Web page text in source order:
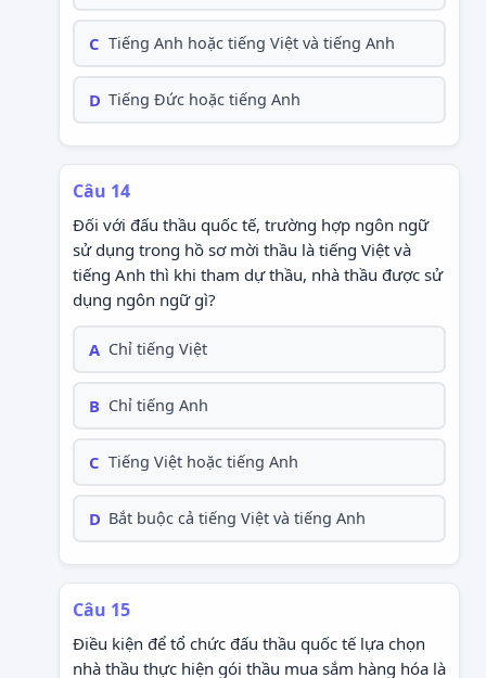
C Tiếng Anh hoặc tiếng Việt và tiếng Anh
D Tiếng Đức hoặc tiếng Anh
Câu 14
Đối với đấu thầu quốc tế, trường hợp ngôn ngữ
sử dụng trong hồ sơ mời thầu là tiếng Việt và
tiếng Anh thì khi tham dự thầu, nhà thầu được sử
dụng ngôn ngữ gì?
A Chỉ tiếng Việt
B Chỉ tiếng Anh
C Tiếng Việt hoặc tiếng Anh
D Bắt buộc cả tiếng Việt và tiếng Anh
Câu 15
Điều kiện để tổ chức đấu thầu quốc tế lựa chọn
nhà thầu thực hiện gói thầu mua sắm hàng hóa là